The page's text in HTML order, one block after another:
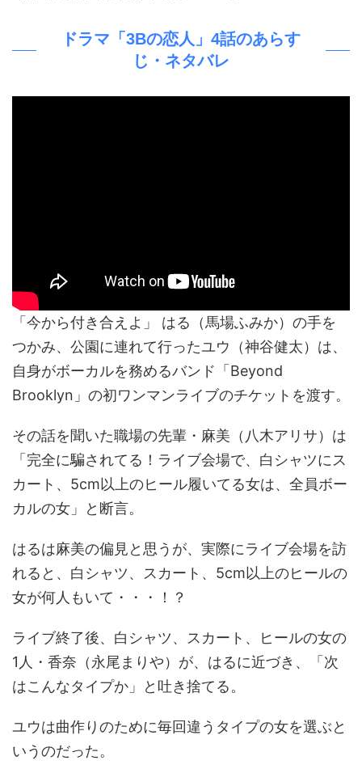
ドラマ「3Bの恋人」4話のあらす
じ・ネタバレ
「今から付き合えよ」 はる（馬場ふみか）の手を
つかみ、公園に連れて行ったユウ（神谷健太）は、
自身がボーカルを務めるバンド「Beyond
Brooklyn」の初ワンマンライブのチケットを渡す。
その話を聞いた職場の先輩・麻美（八木アリサ）は
「完全に騙されてる！ライブ会場で、白シャツにス
カート、5cm以上のヒール履いてる女は、全員ボー
カルの女」と断言。
はるは麻美の偏見と思うが、実際にライブ会場を訪
れると、白シャツ、スカート、5cm以上のヒールの
女が何人もいて・・・！？
ライブ終了後、白シャツ、スカート、ヒールの女の
1人・香奈（永尾まりや）が、はるに近づき、「次
はこんなタイプか」と吐き捨てる。
ユウは曲作りのために毎回違うタイプの女を選ぶと
いうのだった。